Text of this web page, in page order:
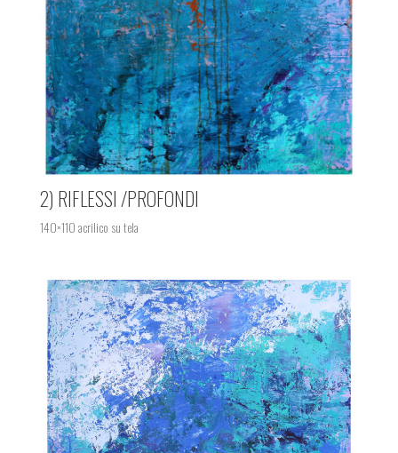
2) RIFLESSI /PROFONDI
140×110 acrilico su tela